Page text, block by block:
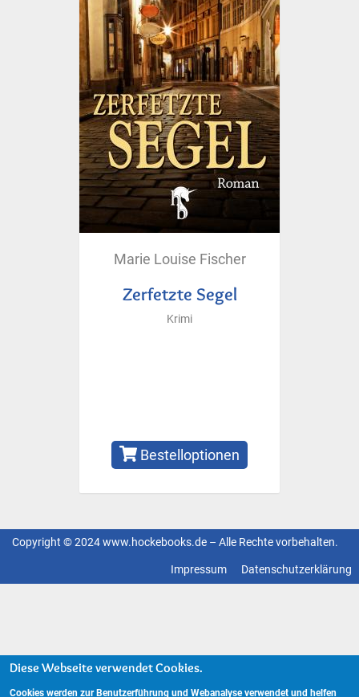
Marie Louise Fischer
Zerfetzte Segel
Krimi
Bestelloptionen
Copyright © 2024 www.hockebooks.de – Alle Rechte vorbehalten.
Datenschutzerklärung
Impressum
Diese Webseite verwendet Cookies.
Cookies werden zur Benutzerführung und Webanalyse verwendet und helfen